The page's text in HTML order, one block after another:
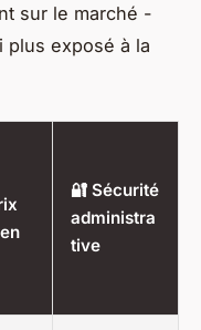
sur le marché -
plus exposé à la
🔐 Sécurité
administra
tive